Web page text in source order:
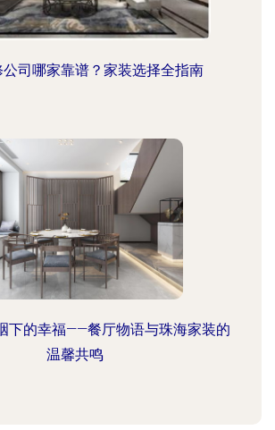
司哪家靠谱？家装选择全指南
下的幸福——餐厅物语与珠海家装的
温馨共鸣